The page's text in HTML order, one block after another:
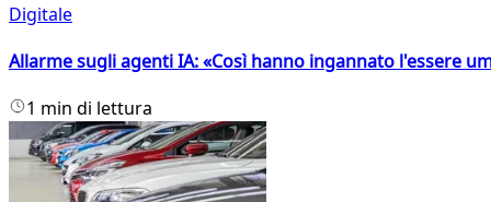
Digitale
Allarme sugli agenti IA: «Così hanno ingannato l'essere
1 min di lettura